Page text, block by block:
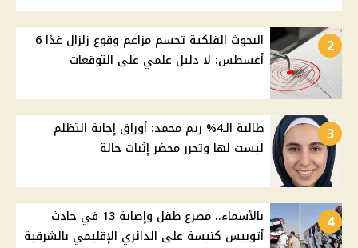
2
البحوث الفلكية تحسم مزاعم وقوع زلزال غدًا 6
أغسطس: لا دليل علمي على التوقعات
3
طالبة الـ4% ريم محمد: أوراق إجابة التظلم
ليست لها وتحرر محضر إثبات حالة
4
بالأسماء.. مصرع طفل وإصابة 13 في حادث
أتوبيس كنيسة على الدائري الإقليمي بالشرقية